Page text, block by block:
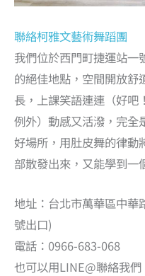
聯絡柯雅文藝術舞蹈團
我們位於西門町捷運站一
的絕佳地點，空間開放舒
長，上課笑語連連（好吧
例外）動感又活潑，完全
好場所，用肚皮舞的律動
部散發出來，又能學到一
地址：台北市萬華區中華
號出口)
電話：0966-683-068
也可以用LINE@聯絡我們